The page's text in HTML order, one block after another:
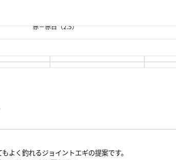
赤－赤白（2.5）
よく釣れるジョイントエギの提案です。